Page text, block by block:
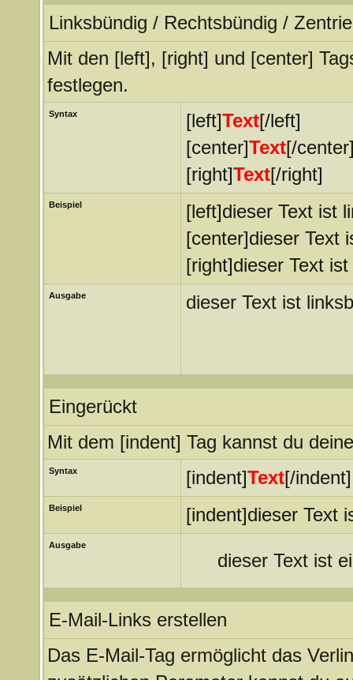
Linksbündig / Rechtsbündig /
Mit den [left], [right] und [center]
festlegen.
Syntax [left]Text[/left]
[center]Text[/
[right]Text[/right]
Beispiel
[left]dieser Text ist
[center]dieser Text
[right]dieser Text
Ausgabe dieser Text ist
Eingerückt
Mit dem [indent] Tag kannst du
Syntax [indent]Text[/indent]
Beispiel [indent]dieser Text
Ausgabe
dieser Text ist
E-Mail-Links erstellen
Das E-Mail-Tag ermöglicht das